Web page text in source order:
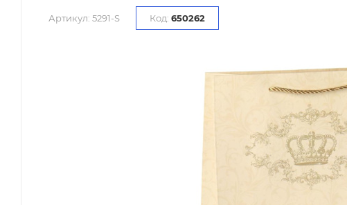
Артикул: 5291-S Код: 650262